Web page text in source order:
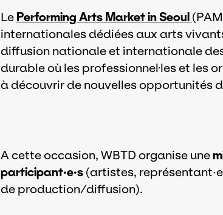
Le Performing Arts Market in Seoul
internationales dédiées aux arts
diffusion nationale et internationale
durable où les professionnel·les et les
à découvrir de nouvelles opportunités
A cette occasion, WBTD organise une
participant·e·s(artistes,
de production/diffusion).